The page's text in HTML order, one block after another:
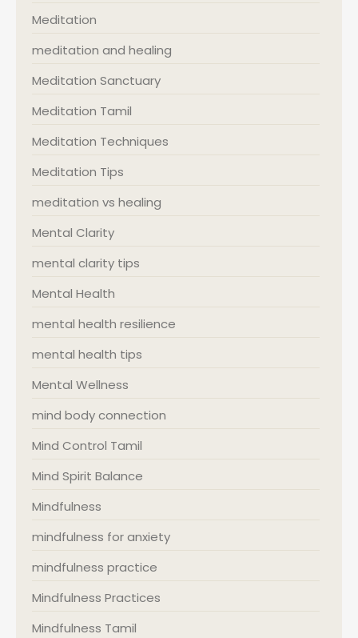
Meditation
meditation and healing
Meditation Sanctuary
Meditation Tamil
Meditation Techniques
Meditation Tips
meditation vs healing
Mental Clarity
mental clarity tips
Mental Health
mental health resilience
mental health tips
Mental Wellness
mind body connection
Mind Control Tamil
Mind Spirit Balance
Mindfulness
mindfulness for anxiety
mindfulness practice
Mindfulness Practices
Mindfulness Tamil